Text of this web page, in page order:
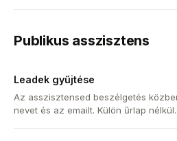
Publikus asszisztens
Leadek gyűjtése
Az asszisztensed beszélgetés
nevet és az emailt. Külön űrlap nélkül.